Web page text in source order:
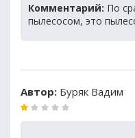
Комментарий: По
пылесосом, это
Автор: Буряк Вадим